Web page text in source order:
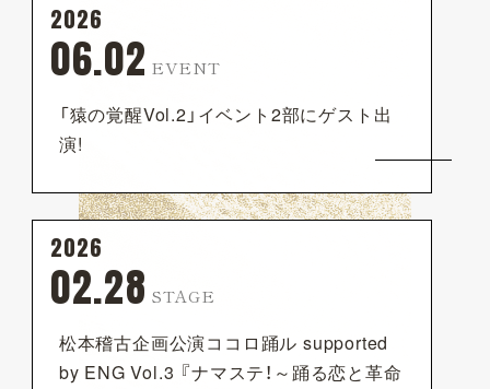
2026
06.02 EVENT
「猿の覚醒Vol.2」イベント2部にゲスト出
演!
2026
02.28 STAGE
松本稽古企画公演ココロ踊ル supported
by ENG Vol.3 『ナマステ！～踊る恋と革命